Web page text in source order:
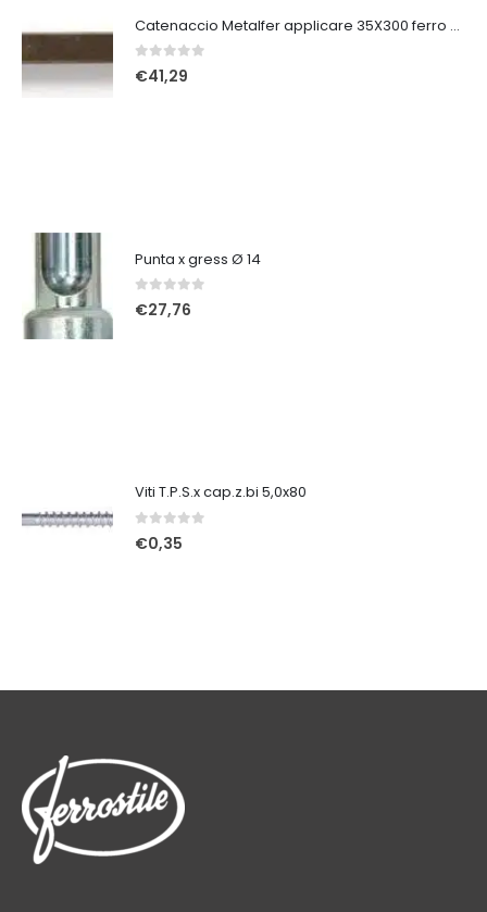
Catenaccio Metalfer applicare 35X300 ferro vecchio
0Su 5
€41,29
Punta x gress Ø 14
0Su 5
€27,76
Viti T.P.S.x cap.z.bi 5,0x80
0Su 5
€0,35